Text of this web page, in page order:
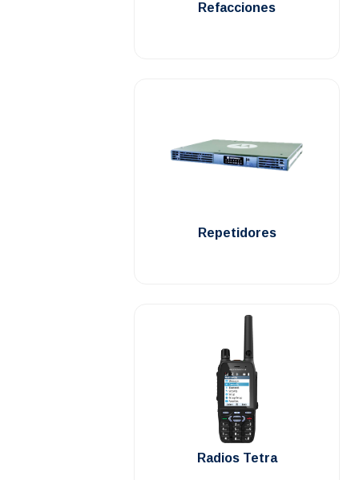
Refacciones
Repetidores
.
Radios Tetra